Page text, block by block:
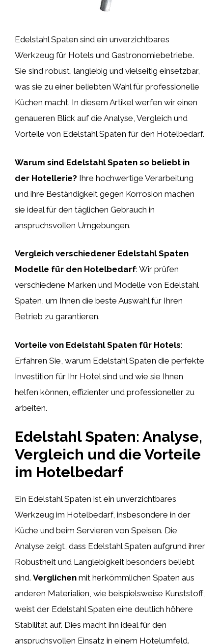
Edelstahl Spaten sind ein unverzichtbares
Werkzeug für Hotels und Gastronomiebetriebe.
Sie sind robust, langlebig und vielseitig einsetzbar,
was sie zu einer beliebten Wahl für professionelle
Küchen macht. In diesem Artikel werfen wir einen
genaueren Blick auf die Analyse, Vergleich und
Vorteile von Edelstahl Spaten für den Hotelbedarf.
Warum sind Edelstahl Spaten so beliebt in
der Hotellerie? Ihre hochwertige Verarbeitung
und ihre Beständigkeit gegen Korrosion machen
sie ideal für den täglichen Gebrauch in
anspruchsvollen Umgebungen.
Vergleich verschiedener Edelstahl Spaten
Modelle für den Hotelbedarf: Wir prüfen
verschiedene Marken und Modelle von Edelstahl
Spaten, um Ihnen die beste Auswahl für Ihren
Betrieb zu garantieren.
Vorteile von Edelstahl Spaten für Hotels:
Erfahren Sie, warum Edelstahl Spaten die perfekte
Investition für Ihr Hotel sind und wie sie Ihnen
helfen können, effizienter und professioneller zu
arbeiten.
Edelstahl Spaten: Analyse,
Vergleich und die Vorteile
im Hotelbedarf
Ein Edelstahl Spaten ist ein unverzichtbares
Werkzeug im Hotelbedarf, insbesondere in der
Küche und beim Servieren von Speisen. Die
Analyse zeigt, dass Edelstahl Spaten aufgrund ihrer
Robustheit und Langlebigkeit besonders beliebt
sind. Verglichen mit herkömmlichen Spaten aus
anderen Materialien, wie beispielsweise Kunststoff,
weist der Edelstahl Spaten eine deutlich höhere
Stabilität auf. Dies macht ihn ideal für den
anspruchsvollen Einsatz in einem Hotelumfeld.